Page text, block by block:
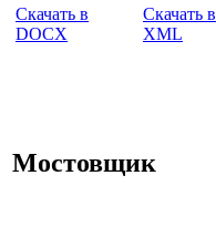
Скачать в
DOCX
Скачать в
XML
Мостовщик